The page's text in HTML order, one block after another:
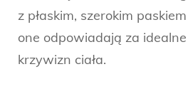
z płaskim, szerokim
one odpowiadają za
krzywizn ciała.